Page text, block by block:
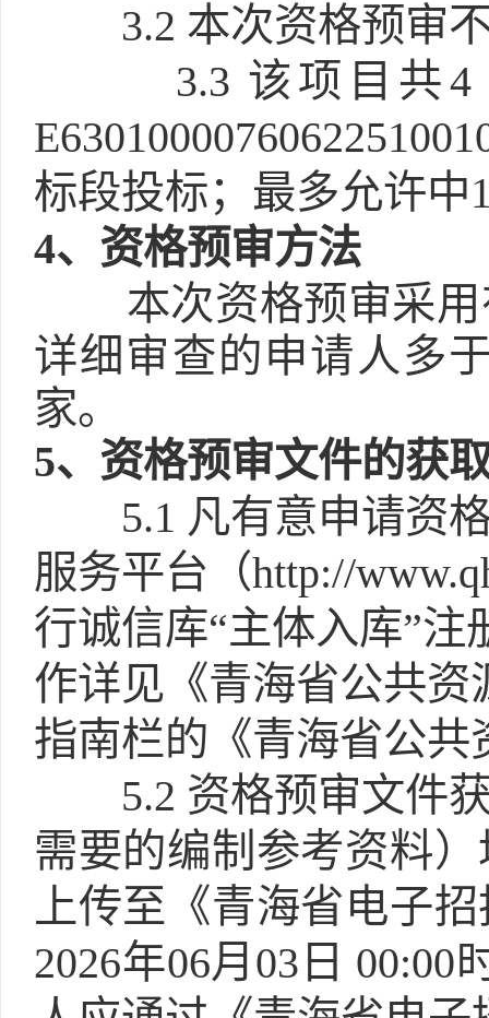
3.2 本次资格预审
3.3 该项目共
标段投标；最多允许中
4、资格预审方法
本次资格预审采
详细审查的申请人多
家。
5、资格预审文件的获
5.1 凡有意申请资
服务平台（http://
行诚信库“主体入库”
作详见《青海省公共资
指南栏的《青海省公
5.2 资格预审文件
需要的编制参考资料
上传至《青海省电子
2026年06月03日 00:00